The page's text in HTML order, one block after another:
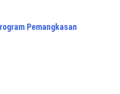
Pemangkasan